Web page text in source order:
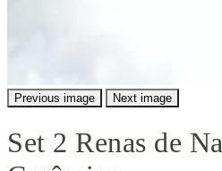
Previous image Next image
Set 2 Renas de